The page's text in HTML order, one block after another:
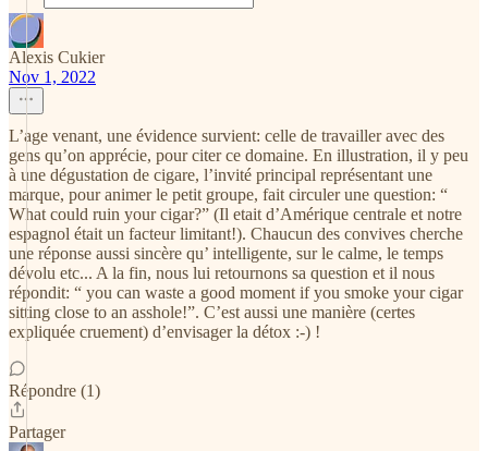
Alexis Cukier
Nov 1, 2022
L’age venant, une évidence survient: celle de travailler avec des
gens qu’on apprécie, pour citer ce domaine. En illustration, il y peu
à une dégustation de cigare, l’invité principal représentant une
marque, pour animer le petit groupe, fait circuler une question: “
What could ruin your cigar?” (Il etait d’Amérique centrale et notre
espagnol était un facteur limitant!). Chaucun des convives cherche
une réponse aussi sincère qu’ intelligente, sur le calme, le temps
dévolu etc... A la fin, nous lui retournons sa question et il nous
répondit: “ you can waste a good moment if you smoke your cigar
sitting close to an asshole!”. C’est aussi une manière (certes
expliquée cruement) d’envisager la détox :-) !
Répondre (1)
Partager